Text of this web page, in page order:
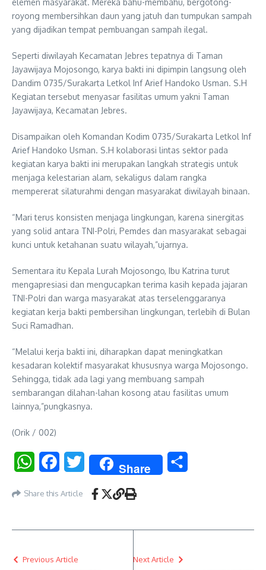
royong membersihkan daun yang jatuh dan tumpukan sampah
yang dijadikan tempat pembuangan sampah ilegal.
Seperti diwilayah Kecamatan Jebres tepatnya di Taman
Jayawijaya Mojosongo, karya bakti ini dipimpin langsung oleh
Dandim 0735/Surakarta Letkol Inf Arief Handoko Usman. S.H
Kegiatan tersebut menyasar fasilitas umum yakni Taman
Jayawijaya, Kecamatan Jebres.
Disampaikan oleh Komandan Kodim 0735/Surakarta Letkol Inf
Arief Handoko Usman. S.H kolaborasi lintas sektor pada
kegiatan karya bakti ini merupakan langkah strategis untuk
menjaga kelestarian alam, sekaligus dalam rangka
mempererat silaturahmi dengan masyarakat diwilayah binaan.
“Mari terus konsisten menjaga lingkungan, karena sinergitas
yang solid antara TNI-Polri, Pemdes dan masyarakat sebagai
kunci untuk ketahanan suatu wilayah,”ujarnya.
Sementara itu Kepala Lurah Mojosongo, Ibu Katrina turut
mengapresiasi dan mengucapkan terima kasih kepada jajaran
TNI-Polri dan warga masyarakat atas terselenggaranya
kegiatan kerja bakti pembersihan lingkungan, terlebih di Bulan
Suci Ramadhan.
“Melalui kerja bakti ini, diharapkan dapat meningkatkan
kesadaran kolektif masyarakat khususnya warga Mojosongo.
Sehingga, tidak ada lagi yang membuang sampah
sembarangan dilahan-lahan kosong atau fasilitas umum
lainnya,”pungkasnya.
(Orik / 002)
WhatsAppFacebookTwitter Share
Share this Article
Previous Article Next Article